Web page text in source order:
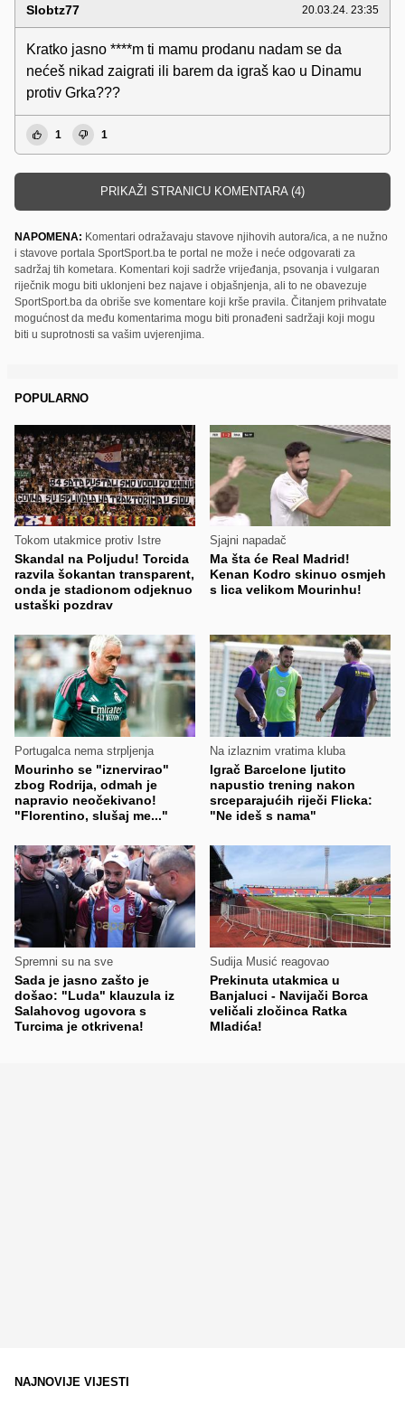
Slobtz77 20.03.24. 23:35
Kratko jasno ****m ti mamu prodanu nadam se da
nećeš nikad zaigrati ili barem da igraš kao u Dinamu
protiv Grka???
1 1
PRIKAŽI STRANICU KOMENTARA (4)
NAPOMENA: Komentari odražavaju stavove njihovih autora/ica, a ne nužno
i stavove portala SportSport.ba te portal ne može i neće odgovarati za
sadržaj tih kometara. Komentari koji sadrže vrijeđanja, psovanja i vulgaran
riječnik mogu biti uklonjeni bez najave i objašnjenja, ali to ne obavezuje
SportSport.ba da obriše sve komentare koji krše pravila. Čitanjem prihvatate
mogućnost da među komentarima mogu biti pronađeni sadržaji koji mogu
biti u suprotnosti sa vašim uvjerenjima.
POPULARNO
Tokom utakmice protiv Istre
Skandal na Poljudu! Torcida
razvila šokantan transparent,
onda je stadionom odjeknuo
ustaški pozdrav
Sjajni napadač
Ma šta će Real Madrid!
Kenan Kodro skinuo osmjeh
s lica velikom Mourinhu!
Portugalca nema strpljenja
Mourinho se "iznervirao"
zbog Rodrija, odmah je
napravio neočekivano!
"Florentino, slušaj me..."
Na izlaznim vratima kluba
Igrač Barcelone ljutito
napustio trening nakon
srceparajućih riječi Flicka:
"Ne ideš s nama"
Spremni su na sve
Sada je jasno zašto je
došao: "Luda" klauzula iz
Salahovog ugovora s
Turcima je otkrivena!
Sudija Musić reagovao
Prekinuta utakmica u
Banjaluci - Navijači Borca
veličali zločinca Ratka
Mladića!
NAJNOVIJE VIJESTI